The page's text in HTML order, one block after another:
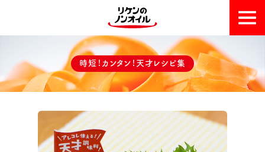
おいしい理由
天才レシピ集
時短！カンタン！天才レシピ集